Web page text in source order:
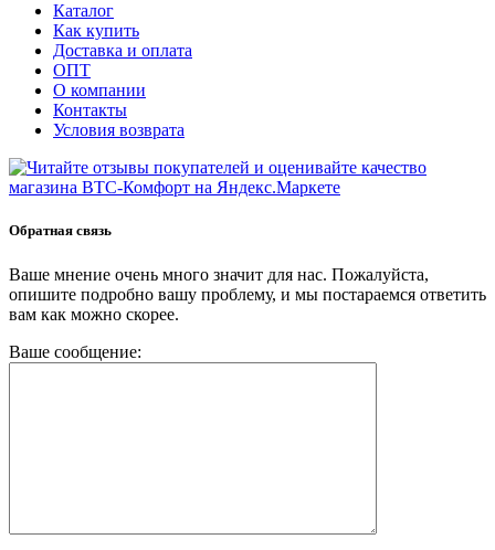
Каталог
Как купить
Доставка и оплата
ОПТ
О компании
Контакты
Условия возврата
Обратная связь
Ваше мнение очень много значит для нас. Пожалуйста,
опишите подробно вашу проблему, и мы постараемся ответить
вам как можно скорее.
Ваше сообщение: